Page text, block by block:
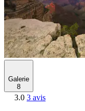
Galerie
8
3.0 3 avis